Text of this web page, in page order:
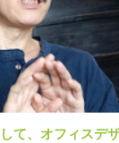
て、オフィスデ